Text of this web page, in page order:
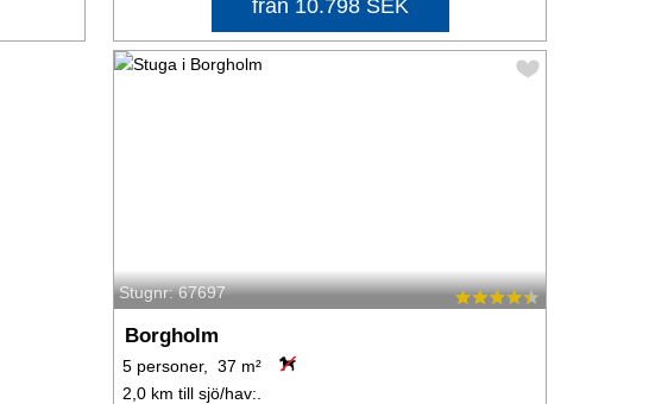
från 10.798 SEK
Stugnr: 67697
Borgholm
5 personer, 37 m²
2,0 km till sjö/hav:.